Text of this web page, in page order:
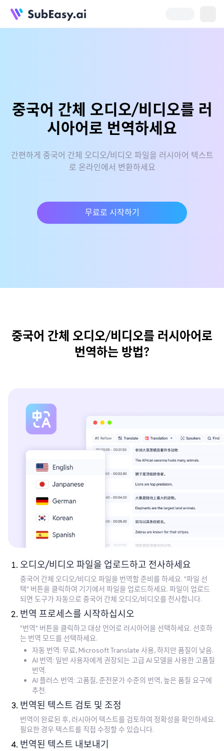
중국어 간체 오디오/비디오를 러
시아어로 번역하세요
간편하게 중국어 간체 오디오/비디오 파일을 러시아어 텍스트
로 온라인에서 변환하세요
무료로 시작하기
중국어 간체 오디오/비디오를 러시아어로
번역하는 방법?
오디오/비디오 파일을 업로드하고 전사하세요
중국어 간체 오디오/비디오 파일을 번역할 준비를 하세요. "파일 선
택" 버튼을 클릭하여 기기에서 파일을 업로드하세요. 파일이 업로드
되면 도구가 자동으로 중국어 간체 오디오/비디오를 전사합니다.
번역 프로세스를 시작하십시오
"번역" 버튼을 클릭하고 대상 언어로 러시아어을 선택하세요. 선호하
는 번역 모드를 선택하세요.
자동 번역: 무료, Microsoft Translate 사용, 하지만 품질이 낮음.
AI 번역: 일반 사용자에게 권장되는 고급 AI 모델을 사용한 고품질
번역.
AI 플러스 번역: 고품질, 준전문가 수준의 번역, 높은 품질 요구에
추천.
번역된 텍스트 검토 및 조정
번역이 완료된 후, 러시아어 텍스트를 검토하여 정확성을 확인하세요.
필요한 경우 텍스트를 직접 수정할 수 있습니다.
번역된 텍스트 내보내기